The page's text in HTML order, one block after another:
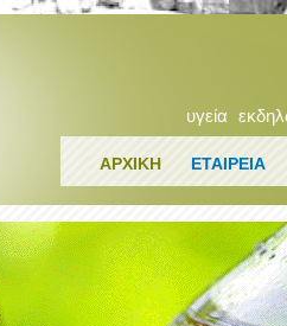
υγεία
ΑΡΧΙΚΗ ΕΤΑΙΡΕΙΑ